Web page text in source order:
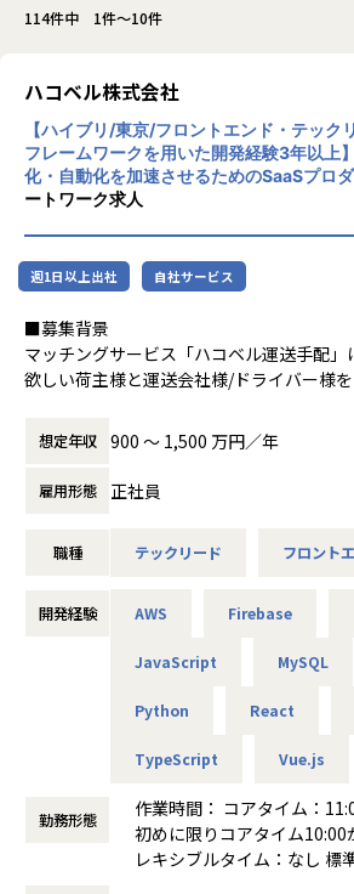
114件中 1件～10件
ハコベル株式会社
【ハイブリ/東京/フロントエンド・テック
フレームワークを用いた開発経験3年以上
化・自動化を加速させるためのSaaSプロ
ートワーク求人
週1日以上出社 自社サービス
■募集背景
マッチングサービス「ハコベル運送手配」
欲しい荷主様と運送会社様/ドライバー様
す。軽貨物・一般貨物の両領域をカバーし
トを通して多重下請構造の是正を実現する
ます。
現在は、コアユーザ向けの機能開発と、長
あります。ドメインの複雑さに向き合いな
「ハコベル運送手配」（軽貨物・一般貨物
実装までをリードしていただきます。
テムリプレイスプロジェクトが進行中で、
アーキテクチャの設計・実装を並行して推
あり、中長期の開発速度と品質を両立させ
意思決定が求められるポジションです。
想定年収 900 〜 1,500 万円／年
雇用形態 正社員
職種 テックリード フロント
開発経験 AWS Firebase
JavaScript MySQL
Python React
TypeScript Vue.js
勤務形態
作業時間： コアタイム：
初めに限りコアタイム10:00
レキシブルタイム：なし 標準労働時間：8時